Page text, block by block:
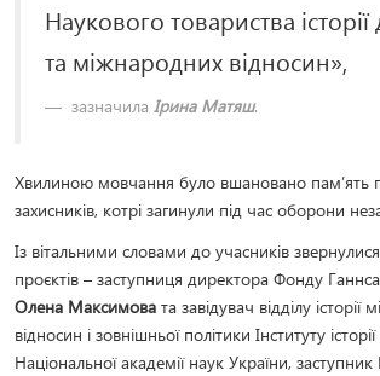
Наукового товариства історії
та міжнародних відносин»,
зазначила Ірина Матяш.
Хвилиною мовчання було вшановано пам’ять
захисників, котрі загинули під час оборони
Із вітальними словами до учасників
проєктів – заступниця директора Фонду
Олена Максимова та завідувач відділу
відносин і зовнішньої політики Інституту
Національної академії наук України,